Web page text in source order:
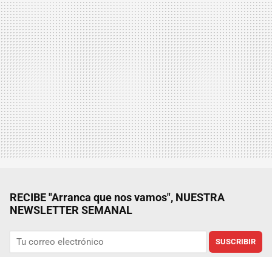
RECIBE "Arranca que nos vamos", NUESTRA
NEWSLETTER SEMANAL
SUSCRIBIR